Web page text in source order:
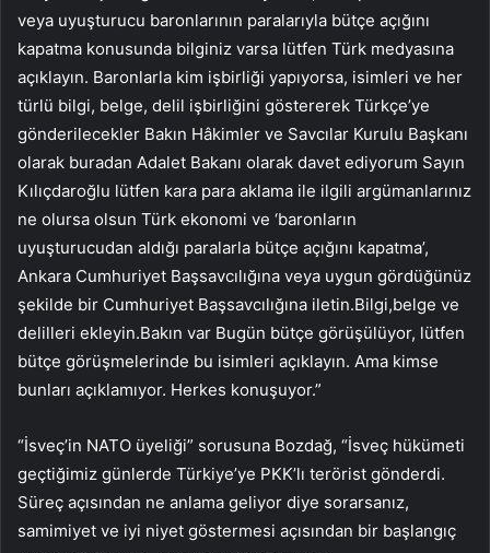
veya uyuşturucu baronlarının paralarıyla bütçe açığını
kapatma konusunda bilginiz varsa lütfen Türk medyasına
açıklayın. Baronlarla kim işbirliği yapıyorsa, isimleri ve her
türlü bilgi, belge, delil işbirliğini göstererek Türkçe’ye
gönderilecekler Bakın Hâkimler ve Savcılar Kurulu Başkanı
olarak buradan Adalet Bakanı olarak davet ediyorum Sayın
Kılıçdaroğlu lütfen kara para aklama ile ilgili argümanlarınız
ne olursa olsun Türk ekonomi ve ‘baronların
uyuşturucudan aldığı paralarla bütçe açığını kapatma’,
Ankara Cumhuriyet Başsavcılığına veya uygun gördüğünüz
şekilde bir Cumhuriyet Başsavcılığına iletin.Bilgi,belge ve
delilleri ekleyin.Bakın var Bugün bütçe görüşülüyor, lütfen
bütçe görüşmelerinde bu isimleri açıklayın. Ama kimse
bunları açıklamıyor. Herkes konuşuyor.”
“İsveç’in NATO üyeliği” sorusuna Bozdağ, “İsveç hükümeti
geçtiğimiz günlerde Türkiye’ye PKK’lı terörist gönderdi.
Süreç açısından ne anlama geliyor diye sorarsanız,
samimiyet ve iyi niyet göstermesi açısından bir başlangıç ​​